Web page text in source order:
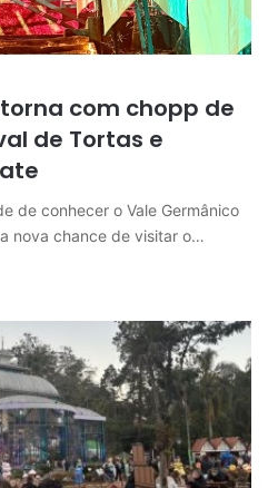
com chopp de
de Tortas e
de conhecer o Vale Germânico
nova chance de visitar o…